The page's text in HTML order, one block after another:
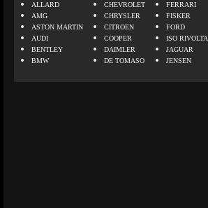
ALLARD
AMG
ASTON MARTIN
AUDI
BENTLEY
BMW
CHEVROLET
CHRYSLER
CITROEN
COOPER
DAIMLER
DE TOMASO
FERRARI
FISKER
FORD
ISO RIVOLTA
JAGUAR
JENSEN